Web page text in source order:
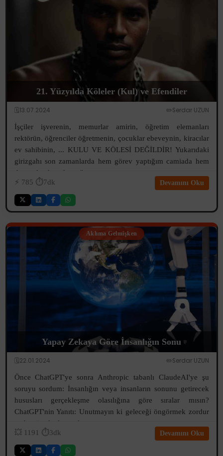
21. Yüzyılda Köleler (Kul) ve Efendiler
🗓️13.07.2024 ✏️Serdar UZUN
İşçiler işverenin, memurlar amirin, öğretim elemanları
rektörün, öğrenciler öğretmenin, çocuklar ebeveynin, kiracılar
ev sahibinin, ... KULU VE KÖLESİ DEĞİLDİR! Yukarıdaki
girizgahı son zamanlarda hem görev yaptığım camiada hem
de etrafımda onlarca "...
⚡️ 785 ⏱️7dk Devamını Oku
Aklıma Gelmişken
Yapay Zekaya Göre İnsanlığın Sonu
🗓️22.01.2024 ✏️Serdar UZUN
Önce ChatGPT'ye sonra Anthropic tabanlı ClaudeAI'ye şu
soruyu sordum: İnsanlığın veya insanların sonunu getirecek
hususları gerçekleşme olasılığına göre sıralar mısın?
ChatGPT'nin Yanıtı: Unutmayın ki geleceği öngörmek zordur
ve bu tür olayların olas...
💥 1191 ⏱️3dk Devamını Oku